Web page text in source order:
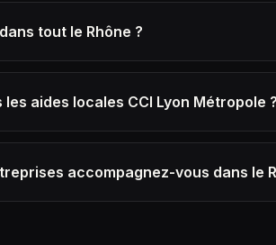
tout le Rhône ?
aides locales CCI Lyon Métropole ?
accompagnez-vous dans le